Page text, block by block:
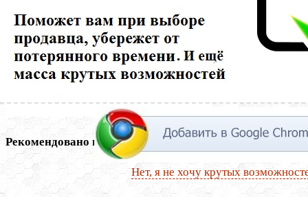
Рекомендовано на сайте
Нет, я не хочу крутых